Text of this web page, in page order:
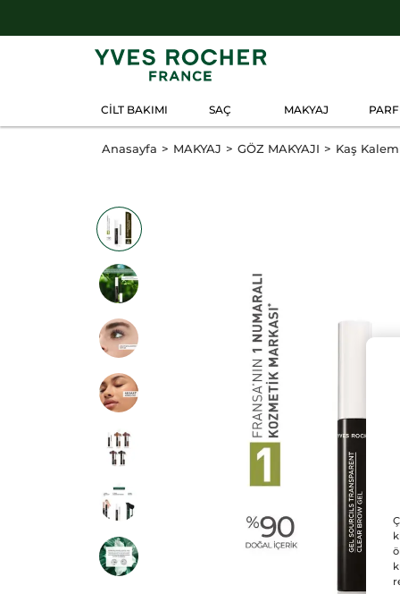
CİLT BAKIMI SAÇ MAKYAJ
Anasayfa MAKYAJ GÖZ MAKYAJI Kaş